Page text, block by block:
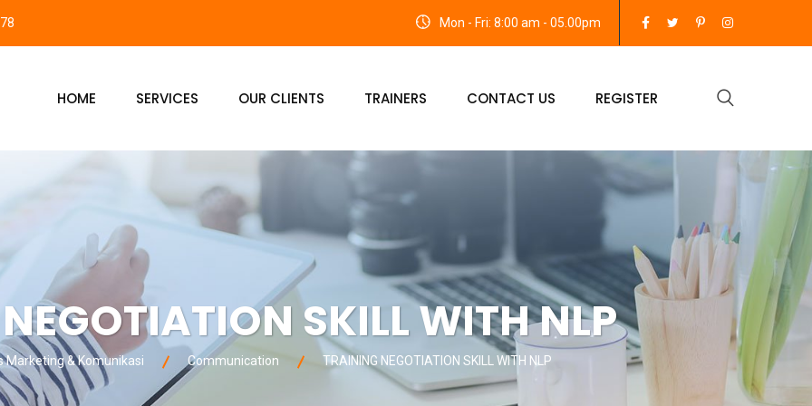
Mon - Fri: 8:00 am - 05.00pm
HOME SERVICES OUR CLIENTS TRAINERS CONTACT US REGISTER
SKILL WITH NLP
& Komunikasi Communication TRAINING NEGOTIATION SKILL WITH NLP